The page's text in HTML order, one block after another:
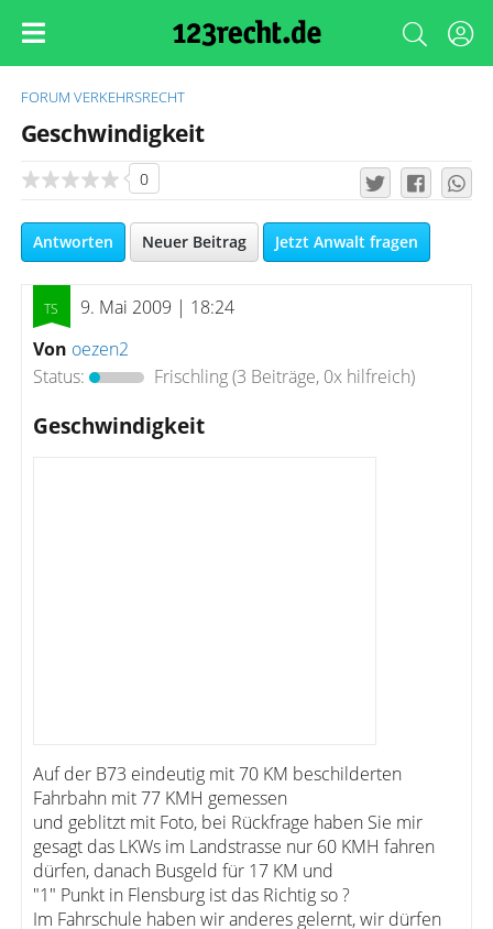
FORUM VERKEHRSRECHT
Geschwindigkeit
0
Antworten Neuer Beitrag Jetzt Anwalt fragen
9. Mai 2009 | 18:24
Von oezen2
Status:
Frischling(3 Beiträge, 0x hilfreich)
Geschwindigkeit
Auf der B73 eindeutig mit 70 KM beschilderten
Fahrbahn mit 77 KMH gemessen
und geblitzt mit Foto, bei Rückfrage haben Sie mir
gesagt das LKWs im Landstrasse nur 60 KMH fahren
dürfen, danach Busgeld für 17 KM und
"1" Punkt in Flensburg ist das Richtig so ?
Im Fahrschule haben wir anderes gelernt, wir dürfen